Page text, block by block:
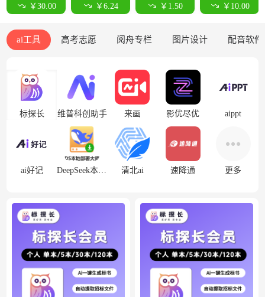
￥30.00
￥6.24
￥1.50
￥10.00
ai工具 高考志愿 阅舟专栏 图片设计 配音软件
标探长 维普科创助手 来画 影优尽优 aippt
ai好记 DeepSeek本地部署 清北ai 速降通 更多